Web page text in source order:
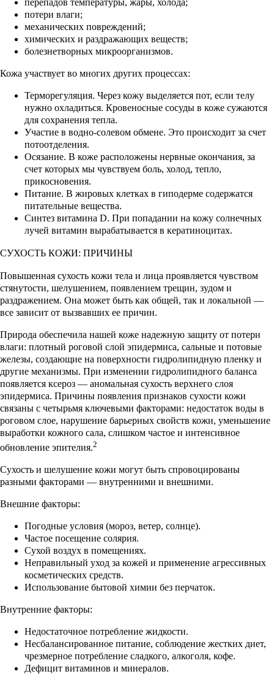
потери влаги;
механических повреждений;
химических и раздражающих веществ;
болезнетворных микроорганизмов.
Кожа участвует во многих других процессах:
Терморегуляция. Через кожу выделяется пот, если телу
нужно охладиться. Кровеносные сосуды в коже сужаются
для сохранения тепла.
Участие в водно-солевом обмене. Это происходит за счет
потоотделения.
Осязание. В коже расположены нервные окончания, за
счет которых мы чувствуем боль, холод, тепло,
прикосновения.
Питание. В жировых клетках в гиподерме содержатся
питательные вещества.
Синтез витамина D. При попадании на кожу солнечных
лучей витамин вырабатывается в кератиноцитах.
СУХОСТЬ КОЖИ: ПРИЧИНЫ
Повышенная сухость кожи тела и лица проявляется чувством
стянутости, шелушением, появлением трещин, зудом и
раздражением. Она может быть как общей, так и локальной —
все зависит от вызвавших ее причин.
Природа обеспечила нашей коже надежную защиту от потери
влаги: плотный роговой слой эпидермиса, сальные и потовые
железы, создающие на поверхности гидролипидную пленку и
другие механизмы. При изменении гидролипидного баланса
появляется ксероз — аномальная сухость верхнего слоя
эпидермиса. Причины появления признаков сухости кожи
связаны с четырьмя ключевыми факторами: недостаток воды в
роговом слое, нарушение барьерных свойств кожи, уменьшение
выработки кожного сала, слишком частое и интенсивное
обновление эпителия.2
Сухость и шелушение кожи могут быть спровоцированы
разными факторами — внутренними и внешними.
Внешние факторы:
Погодные условия (мороз, ветер, солнце).
Частое посещение солярия.
Сухой воздух в помещениях.
Неправильный уход за кожей и применение агрессивных
косметических средств.
Использование бытовой химии без перчаток.
Внутренние факторы:
Недостаточное потребление жидкости.
Несбалансированное питание, соблюдение жестких диет,
чрезмерное потребление сладкого, алкоголя, кофе.
Дефицит витаминов и минералов.